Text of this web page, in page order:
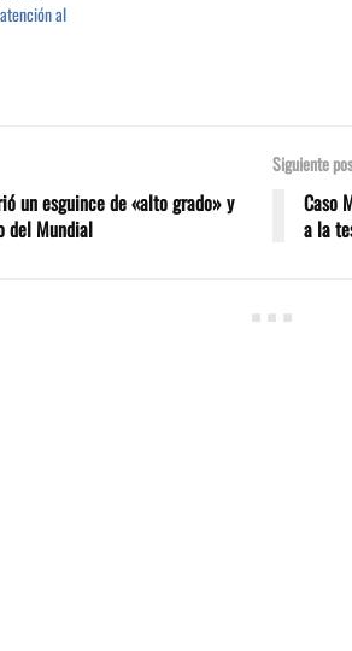
al
un esguince de «alto grado» y
del Mundial
Siguiente
Caso
a la